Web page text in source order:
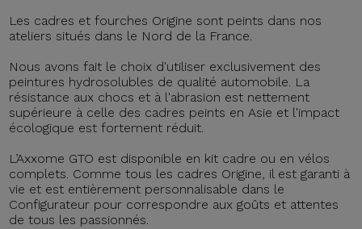
Les cadres et fourches Origine sont peints dans nos
ateliers situés dans le Nord de la France.
Nous avons fait le choix d'utiliser exclusivement des
peintures hydrosolubles de qualité automobile. La
résistance aux chocs et à l'abrasion est nettement
supérieure à celle des cadres peints en Asie et l'impact
écologique est fortement réduit.
L’Axxome GTO est disponible en kit cadre ou en vélos
complets. Comme tous les cadres Origine, il est garanti à
vie et est entièrement personnalisable dans le
Configurateur pour correspondre aux goûts et attentes
de tous les passionnés.